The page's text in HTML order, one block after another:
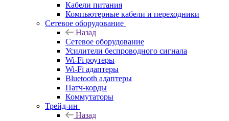
Кабели питания
Компьютерные кабели и переходники
Сетевое оборудование
Назад
Сетевое оборудование
Усилители беспроводного сигнала
Wi-Fi роутеры
Wi-Fi адаптеры
Bluetooth адаптеры
Патч-корды
Коммутаторы
Трейд-ин
Назад